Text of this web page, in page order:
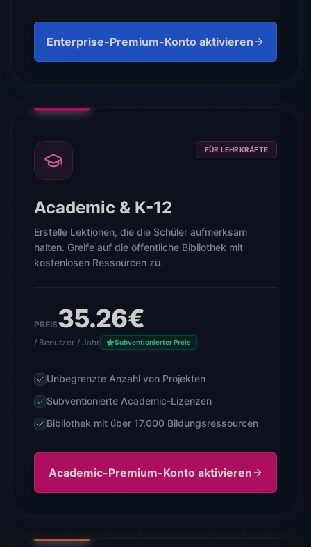
Enterprise-Premium-Konto aktivieren
FÜR LEHRKRÄFTE
Academic & K-12
Erstelle Lektionen, die die Schüler aufmerksam
halten. Greife auf die öffentliche Bibliothek mit
kostenlosen Ressourcen zu.
PREIS35.26€
/ Benutzer / Jahr Subventionierter Preis
Unbegrenzte Anzahl von Projekten
Subventionierte Academic-Lizenzen
Bibliothek mit über 17.000 Bildungsressourcen
Academic-Premium-Konto aktivieren